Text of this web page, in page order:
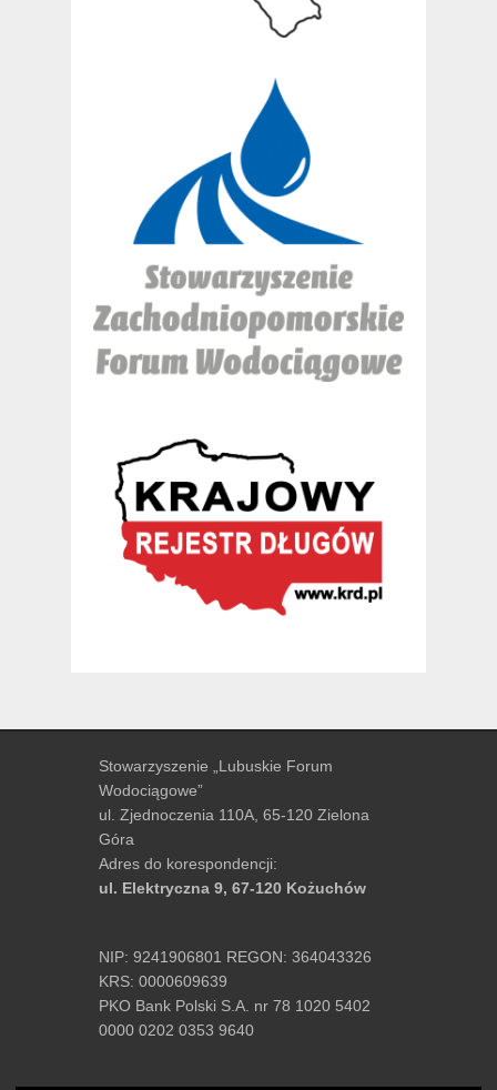
Stowarzyszenie „Lubuskie Forum
Wodociągowe”
ul. Zjednoczenia 110A, 65-120 Zielona
Góra
Adres do korespondencji:
ul. Elektryczna 9, 67-120 Kożuchów
NIP: 9241906801 REGON: 364043326
KRS: 0000609639
PKO Bank Polski S.A. nr 78 1020 5402
0000 0202 0353 9640